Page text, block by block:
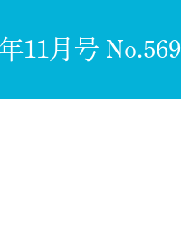
11月号 No.569